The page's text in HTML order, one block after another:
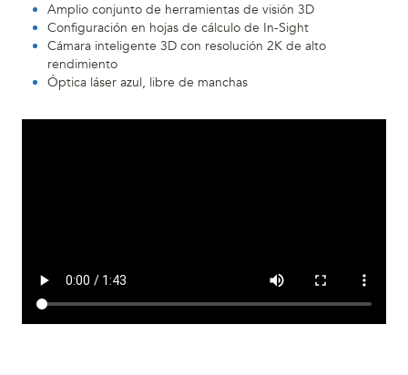
Amplio conjunto de herramientas de visión 3D
Configuración en hojas de cálculo de In-Sight
Cámara inteligente 3D con resolución 2K de alto
rendimiento
Óptica láser azul, libre de manchas